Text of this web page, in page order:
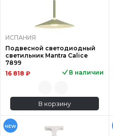
ИСПАНИЯ
Подвесной светодиодный
светильник Mantra Calice
7899
16 818 ₽
В наличии
В корзину
NEW